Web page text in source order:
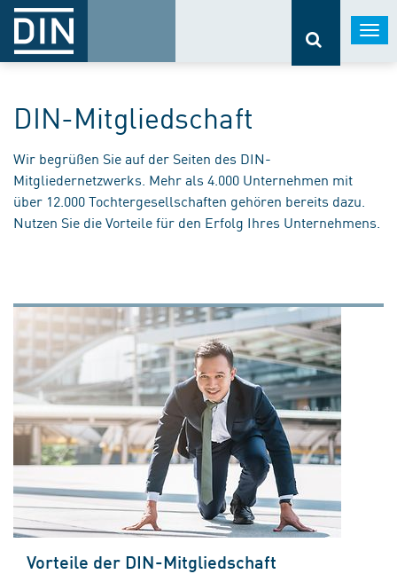
DIN-Mitgliedschaft
Wir begrüßen Sie auf der Seiten des DIN-
Mitgliedernetzwerks. Mehr als 4.000 Unternehmen mit
über 12.000 Tochtergesellschaften gehören bereits dazu.
Nutzen Sie die Vorteile für den Erfolg Ihres Unternehmens.
Vorteile der DIN-Mitgliedschaft